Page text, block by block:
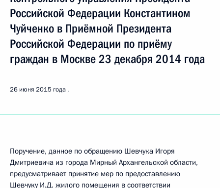
Российской Федерации Константином
Чуйченко в Приёмной Президента
Российской Федерации по приёму
граждан в Москве 23 декабря 2014 года
26 июня 2015 года
Поручение, данное по обращению Шевчука Игоря
Дмитриевича из города Мирный Архангельской области,
предусматривает принятие мер по предоставлению
Шевчуку И.Д. жилого помещения в соответствии